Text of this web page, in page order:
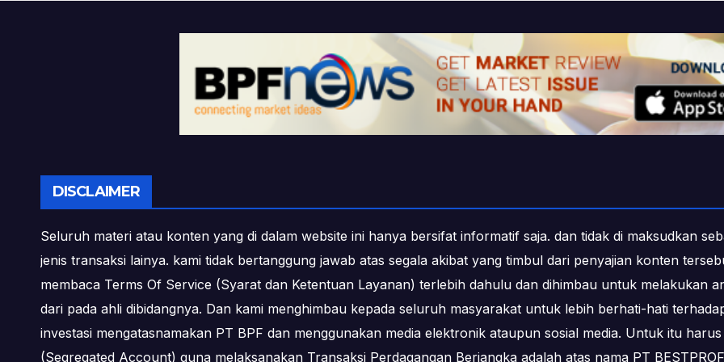
DISCLAIMER
Seluruh materi atau konten yang di dalam website ini hanya bersifat informatif saja. dan tidak di maksudkan
jenis transaksi lainya. kami tidak bertanggung jawab atas segala akibat yang timbul dari penyajian konten
membaca Terms Of Service (Syarat dan Ketentuan Layanan) terlebih dahulu dan dihimbau untuk melakukan
dari pada ahli dibidangnya. Dan kami menghimbau kepada seluruh masyarakat untuk lebih berhati-hati
investasi mengatasnamakan PT BPF dan menggunakan media elektronik ataupun sosial media. Untuk itu
(Segregated Account) guna melaksanakan Transaksi Perdagangan Berjangka adalah atas nama PT